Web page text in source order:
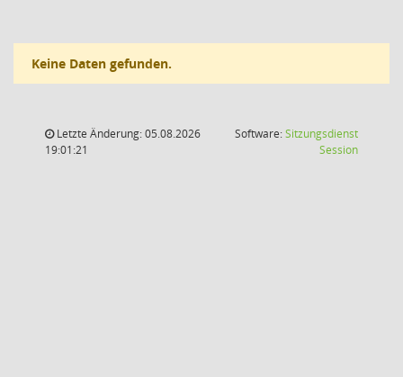
Keine Daten gefunden.
Letzte Änderung: 05.08.2026
19:01:21
Software:Sitzungsdienst
Session(Wird in